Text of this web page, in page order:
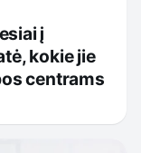
į
kokie jie
centrams